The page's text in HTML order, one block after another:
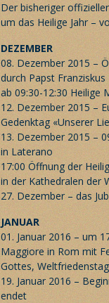
Der bisheriger
um das Heilige Jahr –
DEZEMBER
08. Dezember 2015 –
durch Papst Franziskus
ab 09:30-12:30 Heilige
12. Dezember 2015 –
Gedenktag «Unserer
13. Dezember 2015 –
in Laterano
17:00 Öffnung der
in der Kathedralen der
27. Dezember – das
JANUAR
01. Januar 2016 – um
Maggiore in Rom mit
Gottes, Weltfriedenstag
19. Januar 2016 –
endet